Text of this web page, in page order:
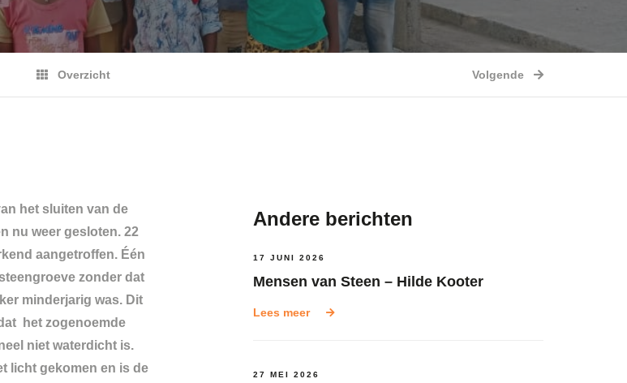
Overzicht Volgende
het sluiten van de
nu weer gesloten. 22
aangetroffen. Één
zonder dat
minderjarig was. Dit
het zogenoemde
niet waterdicht is.
licht gekomen en is de
Andere berichten
17 JUNI 2026
Mensen van Steen – Hilde Kooter
Lees meer
27 MEI 2026